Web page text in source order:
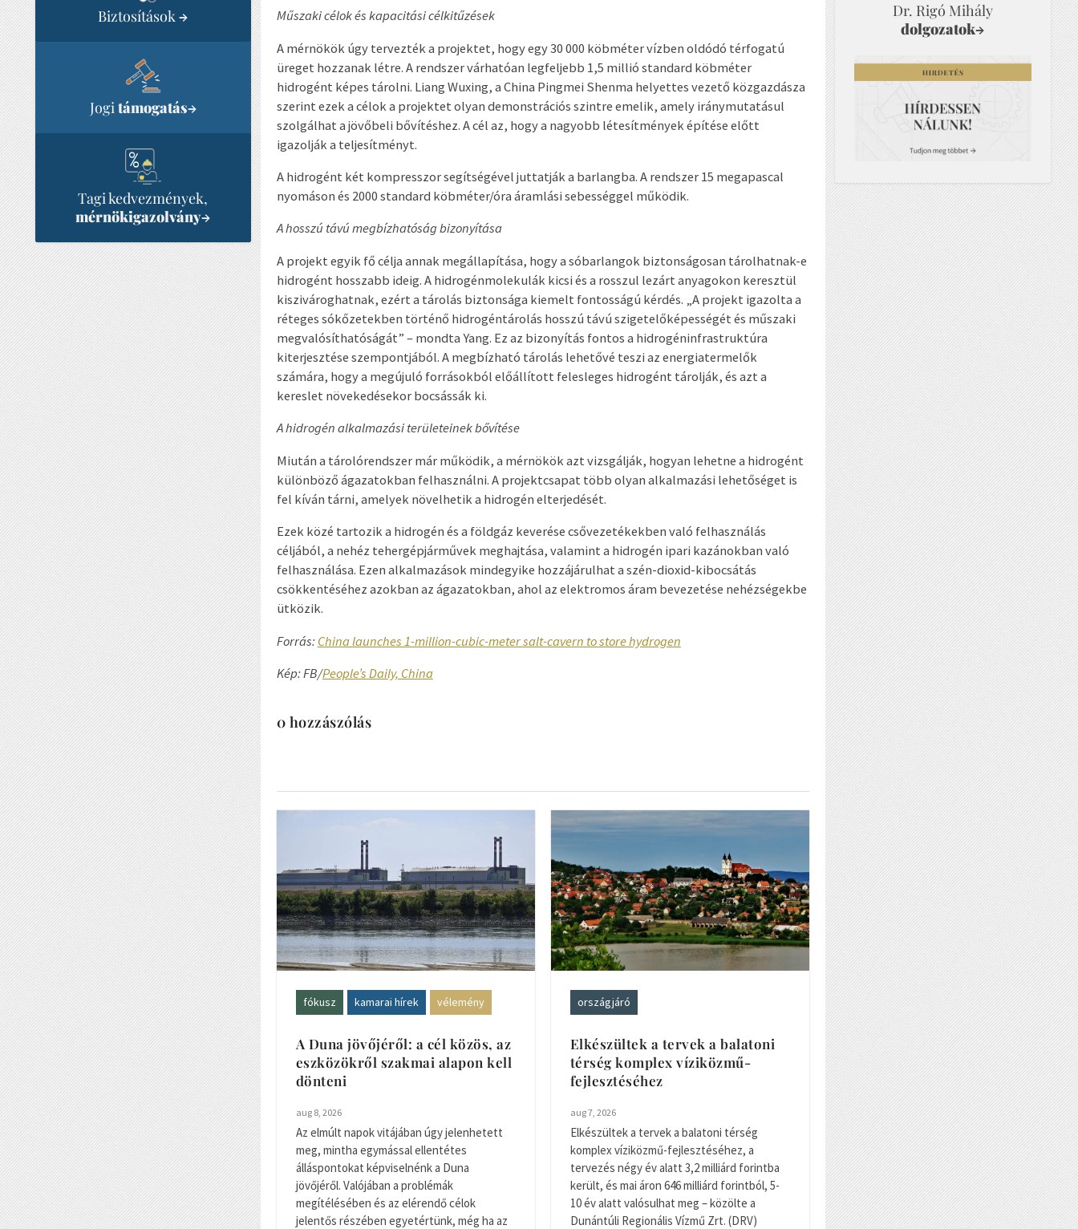
Biztosítások→
Jogi támogatás→
Tagi kedvezmények,
mérnökigazolvány→
Műszaki célok és kapacitási célkitűzések
A mérnökök úgy tervezték a projektet, hogy egy 30 000 köbméter vízben oldódó térfogatú
üreget hozzanak létre. A rendszer várhatóan legfeljebb 1,5 millió standard köbméter
hidrogént képes tárolni. Liang Wuxing, a China Pingmei Shenma helyettes vezető közgazdásza
szerint ezek a célok a projektet olyan demonstrációs szintre emelik, amely iránymutatásul
szolgálhat a jövőbeli bővítéshez. A cél az, hogy a nagyobb létesítmények építése előtt
igazolják a teljesítményt.
A hidrogént két kompresszor segítségével juttatják a barlangba. A rendszer 15 megapascal
nyomáson és 2000 standard köbméter/óra áramlási sebességgel működik.
A hosszú távú megbízhatóság bizonyítása
A projekt egyik fő célja annak megállapítása, hogy a sóbarlangok biztonságosan tárolhatnak-e
hidrogént hosszabb ideig. A hidrogénmolekulák kicsi és a rosszul lezárt anyagokon keresztül
kiszivároghatnak, ezért a tárolás biztonsága kiemelt fontosságú kérdés. „A projekt igazolta a
réteges sókőzetekben történő hidrogéntárolás hosszú távú szigetelőképességét és műszaki
megvalósíthatóságát” – mondta Yang. Ez az bizonyítás fontos a hidrogéninfrastruktúra
kiterjesztése szempontjából. A megbízható tárolás lehetővé teszi az energiatermelők
számára, hogy a megújuló forrásokból előállított felesleges hidrogént tárolják, és azt a
kereslet növekedésekor bocsássák ki.
A hidrogén alkalmazási területeinek bővítése
Miután a tárolórendszer már működik, a mérnökök azt vizsgálják, hogyan lehetne a hidrogént
különböző ágazatokban felhasználni. A projektcsapat több olyan alkalmazási lehetőséget is
fel kíván tárni, amelyek növelhetik a hidrogén elterjedését.
Ezek közé tartozik a hidrogén és a földgáz keverése csővezetékekben való felhasználás
céljából, a nehéz tehergépjárművek meghajtása, valamint a hidrogén ipari kazánokban való
felhasználása. Ezen alkalmazások mindegyike hozzájárulhat a szén-dioxid-kibocsátás
csökkentéséhez azokban az ágazatokban, ahol az elektromos áram bevezetése nehézségekbe
ütközik.
Forrás: China launches 1-million-cubic-meter salt-cavern to store hydrogen
Kép: FB/People’s Daily, China
0 hozzászólás
fókusz kamarai hírek vélemény
A Duna jövőjéről: a cél közös, az
eszközökről szakmai alapon kell
dönteni
aug 8, 2026
Az elmúlt napok vitájában úgy jelenhetett
meg, mintha egymással ellentétes
álláspontokat képviselnénk a Duna
jövőjéről. Valójában a problémák
megítélésében és az elérendő célok
jelentős részében egyetértünk, még ha az
országjáró
Elkészültek a tervek a balatoni
térség komplex víziközmű-
fejlesztéséhez
aug 7, 2026
Elkészültek a tervek a balatoni térség
komplex víziközmű-fejlesztéséhez, a
tervezés négy év alatt 3,2 milliárd forintba
került, és mai áron 646 milliárd forintból, 5-
10 év alatt valósulhat meg – közölte a
Dunántúli Regionális Vízmű Zrt. (DRV)
Dr. Rigó Mihály
dolgozatok→